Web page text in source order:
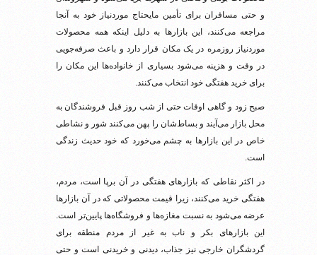
و حتی مسافران برای تأمین مایحتاج موردنیاز خود به آنجا
مراجعه می‌کنند، این بازارها به دلیل اینکه همه محصولات
موردنیاز روزمره در یک مکان قرار دارد و باعث صرفه‌جویی
در وقت و هزینه می‌شود بسیاری از خانواده‌ها این مکان را
برای خرید هفتگی خود انتخاب می‌کنند.
صبح زود و گاهی اوقات حتی از شب روز قبل فروشندگان به
محل بازار می‌آیند و بساط‌شان را پهن می‌کنند شور و نشاطی
خاص در این بازارها به چشم می‌خورد که خود حدیث زندگی
است.
در اکثر نقاطی که بازارهای هفتگی در آن برپا است، مردم،
هفتگی خرید می‌کنند، زیرا قیمت محصولاتی که در آن بازارها
عرضه می‌شود به نسبت مغازه‌ها و فروشگاه‌ها پایین‌تر است.
این بازارهای بکر و ناب به غیر از مردم منطقه برای
گردشگران خارجی نیز جذاب، دیدنی و خریدنی است و حتی